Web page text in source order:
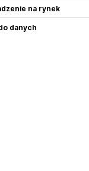
na rynek
danych